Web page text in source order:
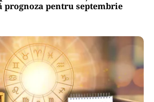
prognoza pentru septembrie